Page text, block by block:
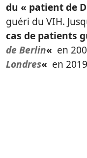
du « patient de
guéri du VIH.
cas de patients
de Berlin« en
Londres« en